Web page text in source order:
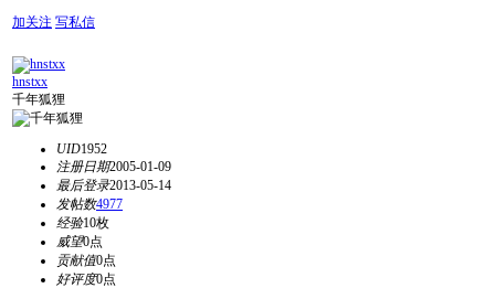
加关注 写私信
hnstxx
千年狐狸
UID1952
注册日期2005-01-09
最后登录2013-05-14
发帖数4977
经验10枚
威望0点
贡献值0点
好评度0点